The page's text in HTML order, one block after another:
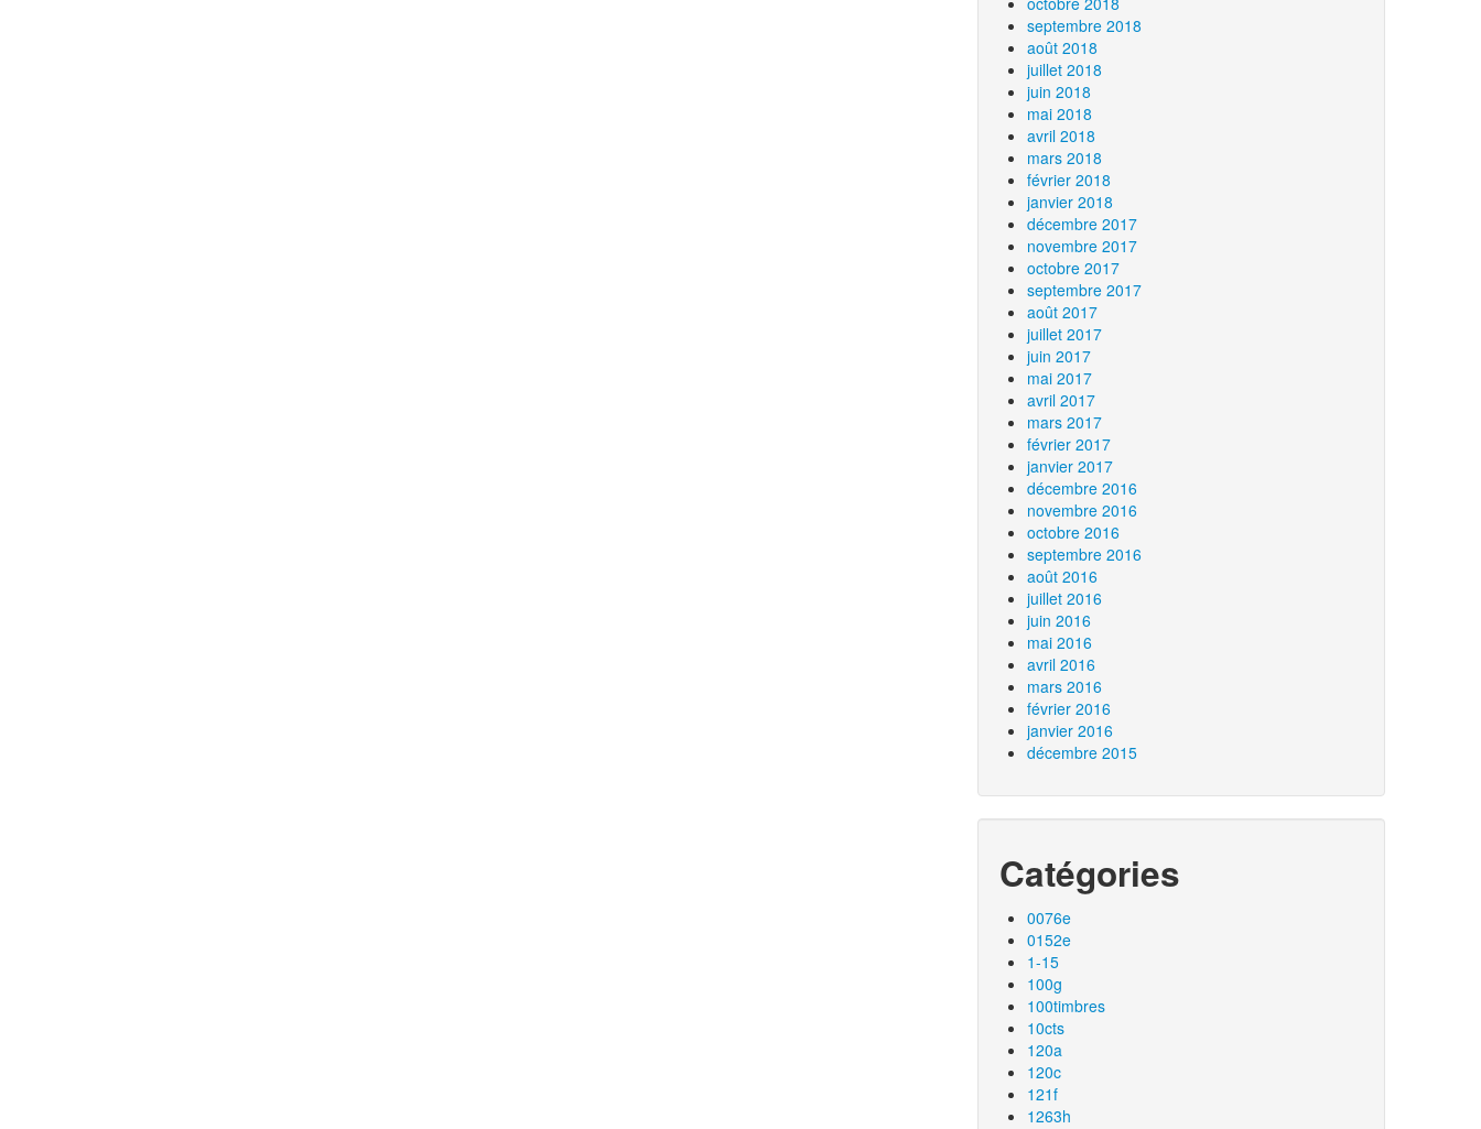
septembre 2018
août 2018
juillet 2018
juin 2018
mai 2018
avril 2018
mars 2018
février 2018
janvier 2018
décembre 2017
novembre 2017
octobre 2017
septembre 2017
août 2017
juillet 2017
juin 2017
mai 2017
avril 2017
mars 2017
février 2017
janvier 2017
décembre 2016
novembre 2016
octobre 2016
septembre 2016
août 2016
juillet 2016
juin 2016
mai 2016
avril 2016
mars 2016
février 2016
janvier 2016
décembre 2015
Catégories
0076e
0152e
1-15
100g
100timbres
10cts
120a
120c
121f
1263h